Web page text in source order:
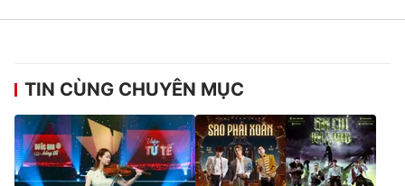
TIN CÙNG CHUYÊN MỤC